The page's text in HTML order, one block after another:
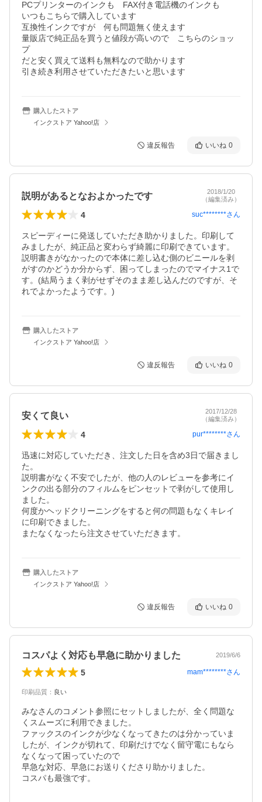
PCプリンターのインクも　FAX付き電話機のインクも
いつもこちらで購入しています
互換性インクですが　何も問題無く使えます
量販店で純正品を買うと値段が高いので　こちらのショッ
プ
だと安く買えて送料も無料なので助かります
引き続き利用させていただきたいと思います
購入したストア
インクストア Yahoo!店
違反報告 いいね 0
説明があるとなおよかったです
2018/1/20
（編集済み）
4 suc********さん
スピーディーに発送していただき助かりました。印刷して
みましたが、純正品と変わらず綺麗に印刷できています。
説明書きがなかったので本体に差し込む側のビニールを剥
がすのかどうか分からず、困ってしまったのでマイナス1で
す。(結局うまく剥がせずそのまま差し込んだのですが、そ
れでよかったようです。)
購入したストア
インクストア Yahoo!店
違反報告 いいね 0
安くて良い
2017/12/28
（編集済み）
4 pur********さん
迅速に対応していただき、注文した日を含め3日で届きまし
た。
説明書がなく不安でしたが、他の人のレビューを参考にイ
ンクの出る部分のフィルムをピンセットで剥がして使用し
ました。
何度かヘッドクリーニングをすると何の問題もなくキレイ
に印刷できました。
またなくなったら注文させていただきます。
購入したストア
インクストア Yahoo!店
違反報告 いいね 0
コスパよく対応も早急に助かりました 2019/6/6
5 mam********さん
印刷品質 ： 良い
みなさんのコメント参照にセットしましたが、全く問題な
くスムーズに利用できました。
ファックスのインクが少なくなってきたのは分かっていま
したが、インクが切れて、印刷だけでなく留守電にもなら
なくなって困っていたので
早急な対応、早急にお送りくださり助かりました。
コスパも最強です。